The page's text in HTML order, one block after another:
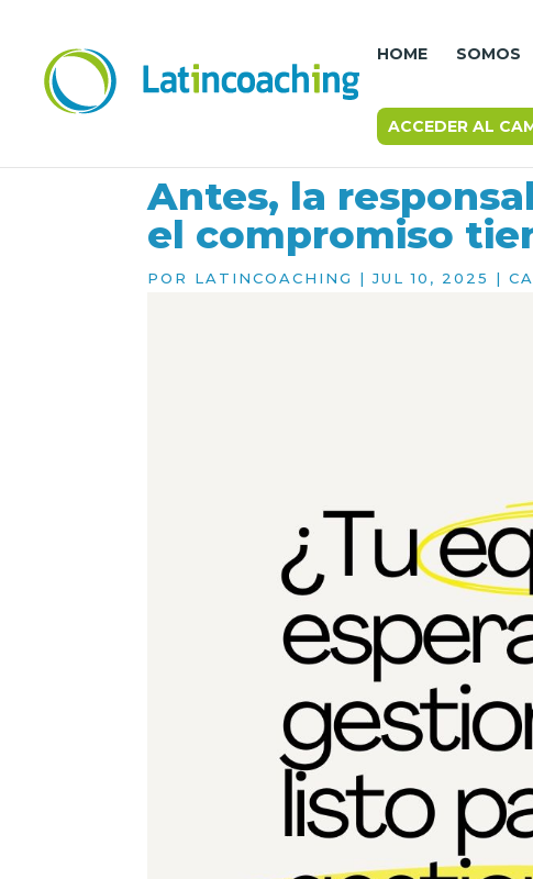
HOME SOMOS
ACCEDER AL
Antes, la
el compromiso
POR LATINCOACHING |JUL 10, 2025 |